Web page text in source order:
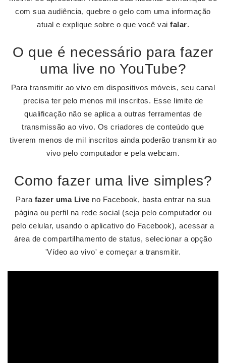
com sua audiência, quebre o gelo com uma informação
atual e explique sobre o que você vai falar.
O que é necessário para fazer
uma live no YouTube?
Para transmitir ao vivo em dispositivos móveis, seu canal
precisa ter pelo menos mil inscritos. Esse limite de
qualificação não se aplica a outras ferramentas de
transmissão ao vivo. Os criadores de conteúdo que
tiverem menos de mil inscritos ainda poderão transmitir ao
vivo pelo computador e pela webcam.
Como fazer uma live simples?
Para fazer uma Live no Facebook, basta entrar na sua
página ou perfil na rede social (seja pelo computador ou
pelo celular, usando o aplicativo do Facebook), acessar a
área de compartilhamento de status, selecionar a opção
'Vídeo ao vivo' e começar a transmitir.